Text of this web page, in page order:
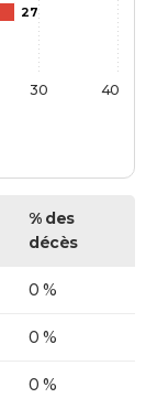
27
30 40
% des
décès
0 %
0 %
0 %